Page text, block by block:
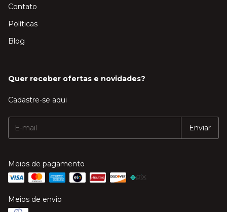
Contato
Políticas
Blog
Quer receber ofertas e novidades?
Cadastre-se aqui
Meios de pagamento
Meios de envio